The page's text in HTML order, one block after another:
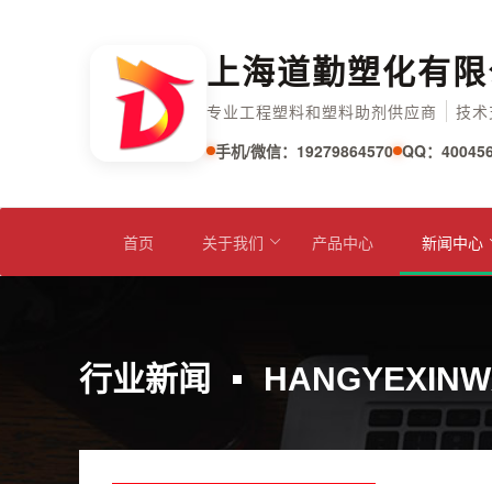
上海道勤塑化有
专业工程塑料和塑料助剂供应商
技
手机/微信：19279864570 QQ：
首页 关于我们 产品中心 新闻中心
行业新闻